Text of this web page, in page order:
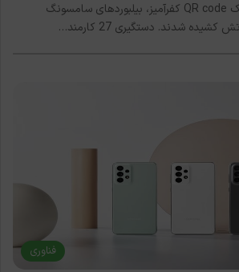
به دلیل اشتراک گذاری یک QR code کفرآمیز، بیلبوردهای سامسونگ
شدند. دستگیری 27 کارمند…
فناوری